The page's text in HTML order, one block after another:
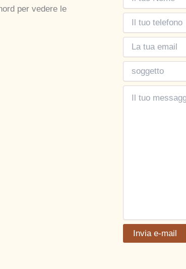
per vedere le